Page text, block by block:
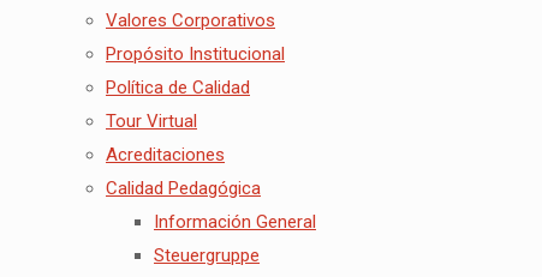
Valores Corporativos
Propósito Institucional
Política de Calidad
Tour Virtual
Acreditaciones
Calidad Pedagógica
Información General
Steuergruppe